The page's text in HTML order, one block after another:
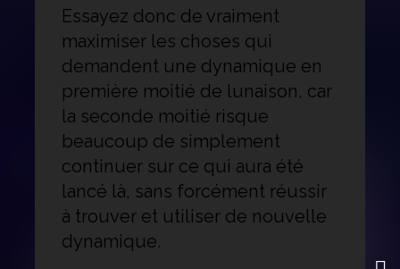
Essayez donc de vraiment
maximiser les choses qui
demandent une dynamique en
première moitié de lunaison, car
la seconde moitié risque
beaucoup de simplement
continuer sur ce qui aura été
lancé là, sans forcément réussir
à trouver et utiliser de nouvelle
dynamique.